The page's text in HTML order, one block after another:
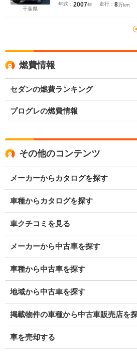
千葉県
年式： 2007年
走行： 8万km
燃費情報
セダンの燃費ランキング
プログレの燃費情報
その他のコンテンツ
メーカーからカタログを探す
車種からカタログを探す
車クチコミを見る
メーカーから中古車を探す
車種から中古車を探す
地域から中古車を探す
掲載物件の車種から中古車販売店を
車を売却する